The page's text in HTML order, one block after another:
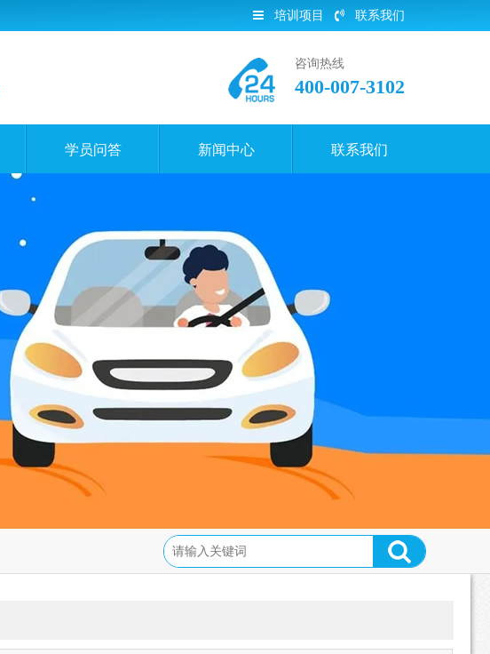
培训项目 联系我们
咨询热线
400-007-3102
学员问答 新闻中心 联系我们